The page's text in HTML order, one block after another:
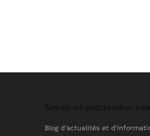
Blog d'actualités et